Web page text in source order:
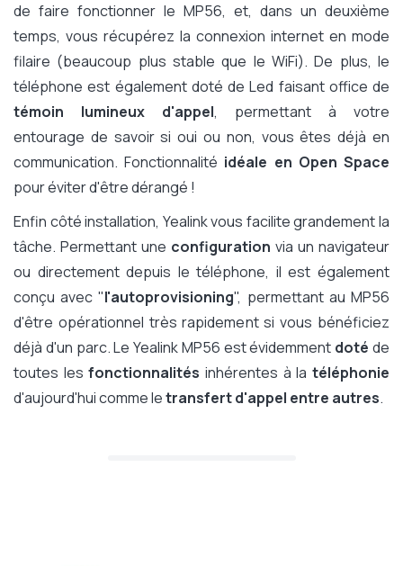
de faire fonctionner le MP56, et, dans un deuxième
temps, vous récupérez la connexion internet en mode
filaire (beaucoup plus stable que le WiFi). De plus, le
téléphone est également doté de Led faisant office de
témoin lumineux d'appel, permettant à votre
entourage de savoir si oui ou non, vous êtes déjà en
communication. Fonctionnalité idéale en Open Space
pour éviter d'être dérangé !
Enfin côté installation, Yealink vous facilite grandement la
tâche. Permettant une configuration via un navigateur
ou directement depuis le téléphone, il est également
conçu avec "l'autoprovisioning", permettant au MP56
d'être opérationnel très rapidement si vous bénéficiez
déjà d'un parc. Le Yealink MP56 est évidemment doté de
toutes lesfonctionnalités inhérentes à latéléphonie
d'aujourd'hui comme letransfert d'appel entre autres.